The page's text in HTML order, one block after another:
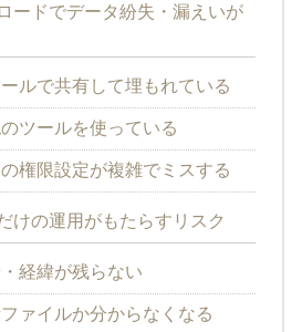
ードでデータ紛失・漏えいが
ルで共有して埋もれている
ツールを使っている
権限設定が複雑でミスする
けの運用がもたらすリスク
経緯が残らない
ァイルか分からなくなる